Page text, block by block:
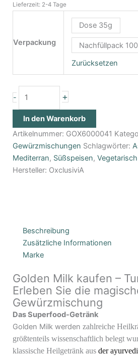
Lieferzeit: 2-4 Tage
Verpackung
Dose 35g
Nachfüllpack
Zurücksetzen
- +
In den Warenkorb
Artikelnummer: GOX6000041
Gewürzmischungen Schlagwörter:
Mediterran, Süßspeisen, Vegetarisch
Hersteller: OxclusiviA
Beschreibung
Zusätzliche Informationen
Marke
Golden Milk kaufen –
Erleben Sie die
Gewürzmischung
Das Superfood-Getränk
Golden Milk werden zahlreiche
größtenteils wissenschaftlich belegt
klassische Heilgetränk aus der